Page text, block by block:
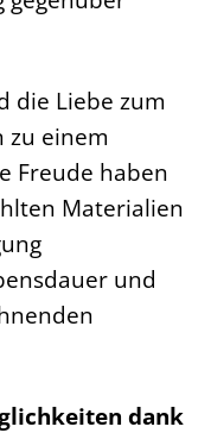
die Liebe zum
zu einem
Freude haben
Materialien
und
dank